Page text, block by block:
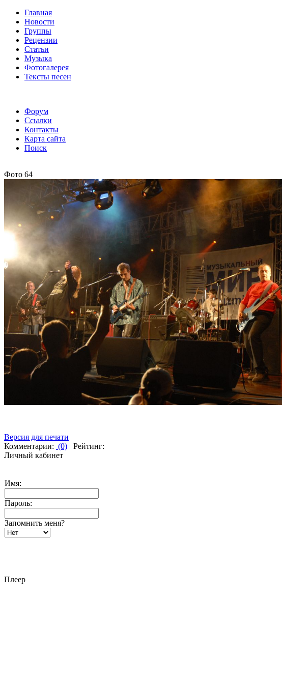
Главная
Новости
Группы
Рецензии
Статьи
Музыка
Фотогалерея
Тексты песен
Форум
Ссылки
Контакты
Карта сайта
Поиск
Фото 64
Версия для печати
Комментарии: (0) Рейтинг:
Личный кабинет
Имя:
Пароль:
Запомнить меня?
Плеер